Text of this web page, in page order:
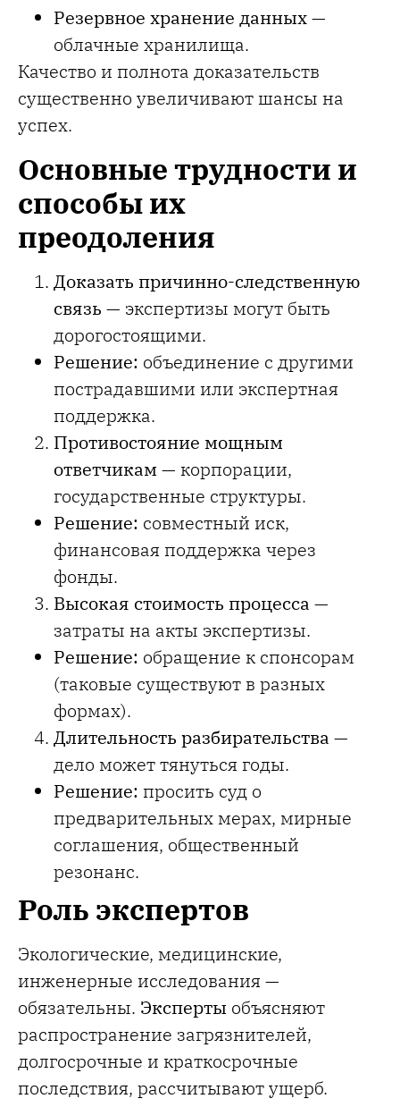
Резервное хранение данных—
облачные хранилища.
Качество и полнота доказательств
существенно увеличивают шансы на
успех.
Основные трудности и
способы их
преодоления
Доказать причинно-следственную
связь — экспертизы могут быть
дорогостоящими.
Решение: объединение с другими
пострадавшими или экспертная
поддержка.
Противостояние мощным
ответчикам — корпорации,
государственные структуры.
Решение: совместный иск,
финансовая поддержка через
фонды.
Высокая стоимость процесса —
затраты на акты экспертизы.
Решение: обращение к спонсорам
(таковые существуют в разных
формах).
Длительность разбирательства —
дело может тянуться годы.
Решение: просить суд о
предварительных мерах, мирные
соглашения, общественный
резонанс.
Роль экспертов
Экологические, медицинские,
инженерные исследования —
обязательны. Эксперты объясняют
распространение загрязнителей,
долгосрочные и краткосрочные
последствия, рассчитывают ущерб.